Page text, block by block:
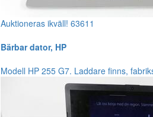
Auktioneras ikväll! 63611
Bärbar dator, HP
Modell HP 255 G7. Laddare finns,